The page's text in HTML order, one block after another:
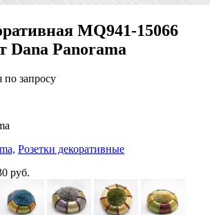
MQ941-15066
Dana Panorama
по запросу
Розетки декоративные
руб.